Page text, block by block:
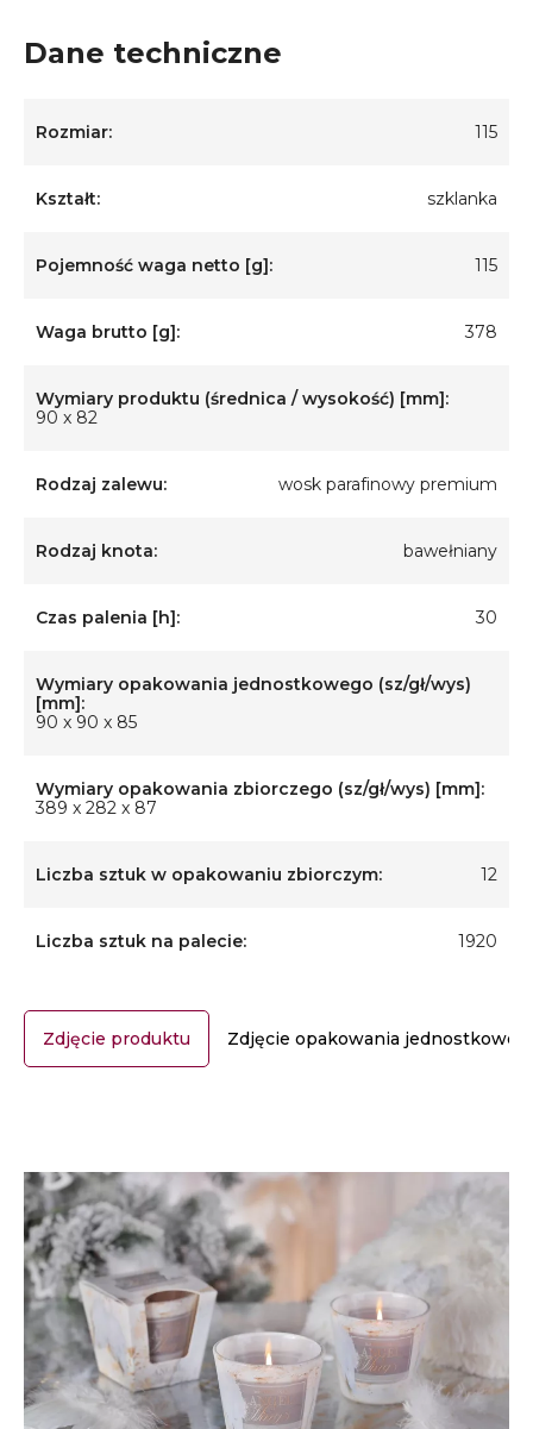
Dane techniczne
Rozmiar: 115
Kształt: szklanka
Pojemność waga netto [g]: 115
Waga brutto [g]: 378
Wymiary produktu (średnica / wysokość) [mm]:
90 x 82
Rodzaj zalewu: wosk parafinowy premium
Rodzaj knota: bawełniany
Czas palenia [h]: 30
Wymiary opakowania jednostkowego (sz/gł/wys)
[mm]:
90 x 90 x 85
Wymiary opakowania zbiorczego (sz/gł/wys) [mm]:
389 x 282 x 87
Liczba sztuk w opakowaniu zbiorczym: 12
Liczba sztuk na palecie: 1920
Zdjęcie produktu Zdjęcie opakowania